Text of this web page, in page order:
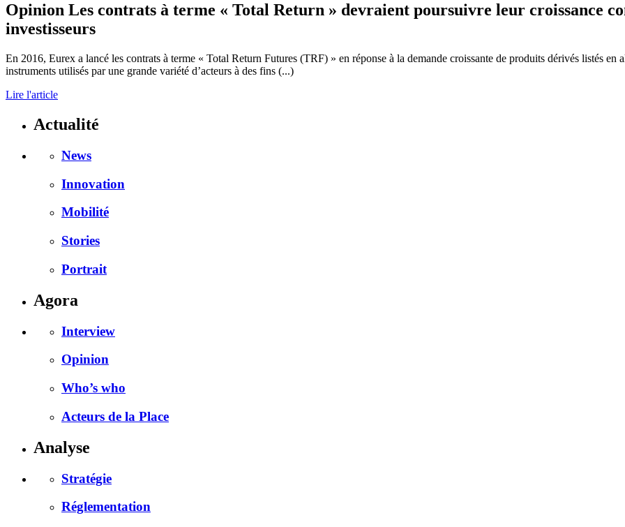
Opinion Les contrats à terme « Total Return » devraient poursuivre leur croissance
investisseurs
En 2016, Eurex a lancé les contrats à terme « Total Return Futures (TRF) » en réponse à la demande croissante de produits dérivés listés
instruments utilisés par une grande variété d’acteurs à des fins (...)
Lire l'article
Actualité
News
Innovation
Mobilité
Stories
Portrait
Agora
Interview
Opinion
Who’s who
Acteurs de la Place
Analyse
Stratégie
Réglementation